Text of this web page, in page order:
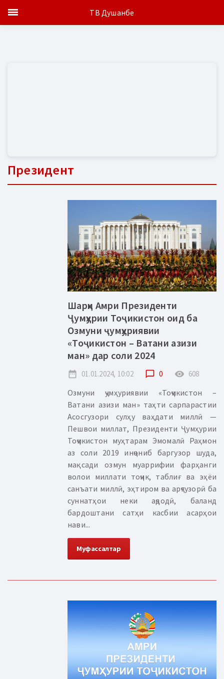
Президент
Шарҳи Амри Президенти
Ҷумҳурии Тоҷикистон оид ба
Озмуни ҷумҳуриявии
«Тоҷикистон – Ватани азизи
ман» дар соли 2024
date_range 01.01.2024, 10:02 chat_bubble_outline 0 remove_red_eye 608
Озмуни ҷумҳуриявии «Тоҷикистон –
Ватани азизи ман» таҳти cарпарастии
Асосгузори сулҳу ваҳдати миллӣ —
Пешвои миллат, Президенти Ҷумҳурии
Тоҷикистон муҳтарам Эмомалӣ Раҳмон
аз соли 2019 инҷониб баргузор шуда,
мақсади озмун муаррифии фарҳанги
волои миллати тоҷик, таблиғ ва эҳёи
санъати миллӣ, эҳтиром ва арҷгузорӣ ба
суннатҳои неки аҷдодӣ, баланд
бардоштани сатҳи касбии асарҳои
нави...
Муфассалтар
ТВ Душанбе